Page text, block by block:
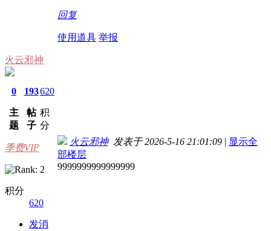
回复
使用道具 举报
火云邪神
0
主
题
193
帖
子
620
积
分
季费VIP
积分
620
发消
火云邪神发表于 2026-5-16 21:01:09 | 显示全
部楼层
9999999999999999